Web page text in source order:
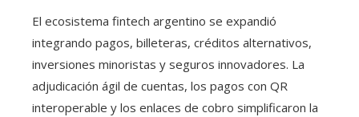
El ecosistema fintech argentino se expandió
integrando pagos, billeteras, créditos alternativos,
inversiones minoristas y seguros innovadores. La
adjudicación ágil de cuentas, los pagos con QR
interoperable y los enlaces de cobro simplificaron la